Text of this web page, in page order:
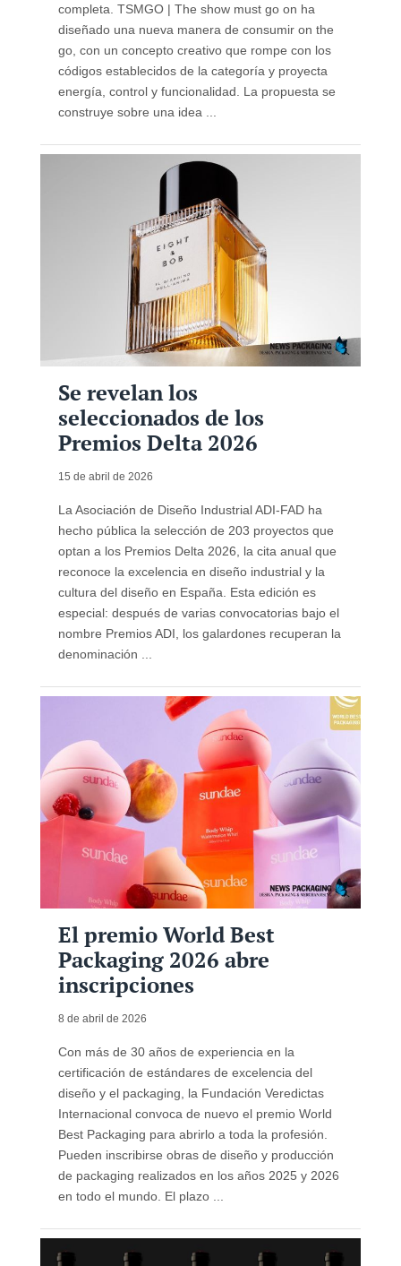
completa. TSMGO | The show must go on ha
diseñado una nueva manera de consumir on the
go, con un concepto creativo que rompe con los
códigos establecidos de la categoría y proyecta
energía, control y funcionalidad. La propuesta se
construye sobre una idea ...
Se revelan los
seleccionados de los
Premios Delta 2026
15 de abril de 2026
La Asociación de Diseño Industrial ADI-FAD ha
hecho pública la selección de 203 proyectos que
optan a los Premios Delta 2026, la cita anual que
reconoce la excelencia en diseño industrial y la
cultura del diseño en España. Esta edición es
especial: después de varias convocatorias bajo el
nombre Premios ADI, los galardones recuperan la
denominación ...
El premio World Best
Packaging 2026 abre
inscripciones
8 de abril de 2026
Con más de 30 años de experiencia en la
certificación de estándares de excelencia del
diseño y el packaging, la Fundación Veredictas
Internacional convoca de nuevo el premio World
Best Packaging para abrirlo a toda la profesión.
Pueden inscribirse obras de diseño y producción
de packaging realizados en los años 2025 y 2026
en todo el mundo. El plazo ...